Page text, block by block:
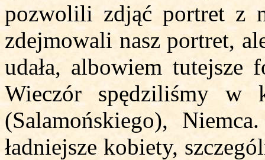
pozwolili zdjąć portret z
zdejmowali nasz portret,
udała, albowiem tutejsze
Wieczór spędziliśmy w
(Salamońskiego),
ładniejsze kobiety,